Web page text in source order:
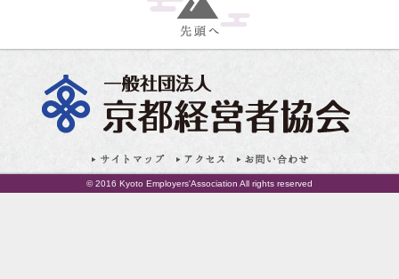
© 2016 Kyoto Employers'Association All rights reserved